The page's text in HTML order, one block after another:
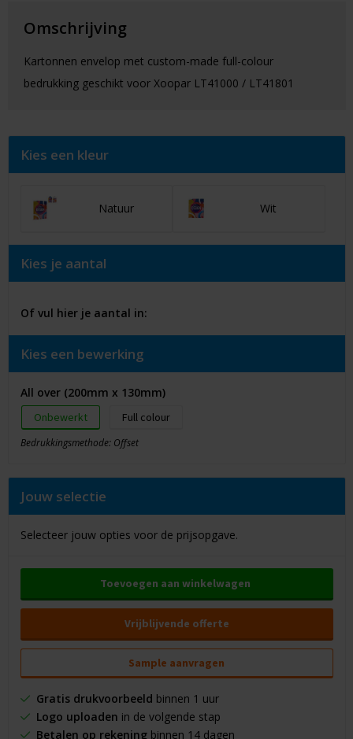
Omschrijving
Kartonnen envelop met custom-made full-colour
bedrukking geschikt voor Xoopar LT41000 / LT41801
Kies een kleur
Natuur Wit
Kies je aantal
Of vul hier je aantal in:
Kies een bewerking
All over (200mm x 130mm)
Onbewerkt Full colour
Bedrukkingsmethode: Offset
Jouw selectie
Selecteer jouw opties voor de prijsopgave.
Toevoegen aan winkelwagen
Vrijblijvende offerte
Sample aanvragen
Gratis drukvoorbeeld binnen 1 uur
Logo uploaden in de volgende stap
Betalen op rekeningbinnen 14 dagen